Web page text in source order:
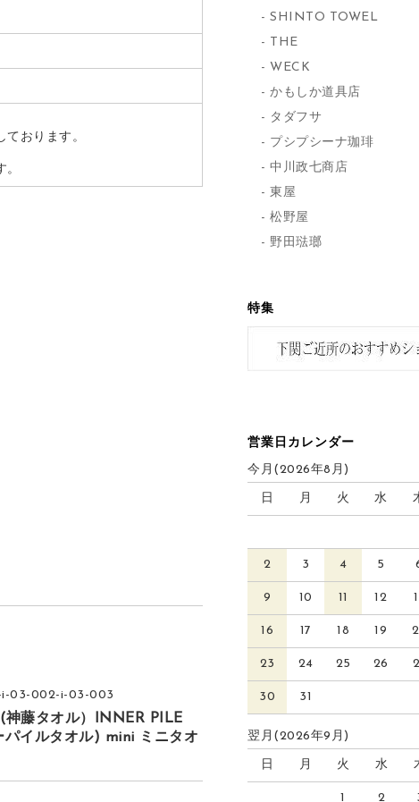
おります。
i-03-002-i-03-003
藤タオル）INNER PILE
パイルタオル) mini ミニタオ
SHINTO TOWEL
THE
WECK
かもしか道具店
タダフサ
プシプシーナ珈琲
中川政七商店
東屋
松野屋
野田琺瑯
特集
営業日カレンダー
今月(2026年8月)
日 月 火 水
2 3 4 5
9 10 11 12
16 17 18 19
23 24 25 26
30 31
翌月(2026年9月)
日 月 火 水
1 2